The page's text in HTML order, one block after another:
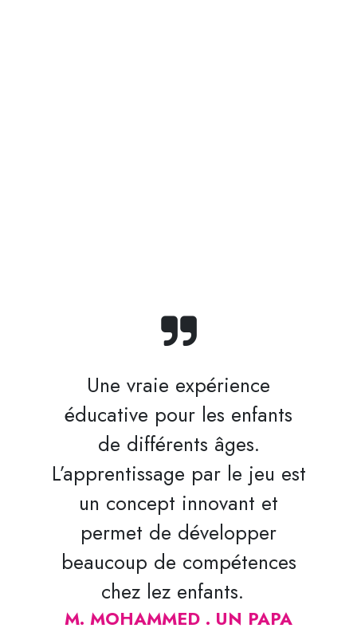
Une vraie expérience
éducative pour les enfants
de différents âges.
L’apprentissage par le jeu est
un concept innovant et
permet de développer
beaucoup de compétences
chez lez enfants.
M. MOHAMMED . UN PAPA